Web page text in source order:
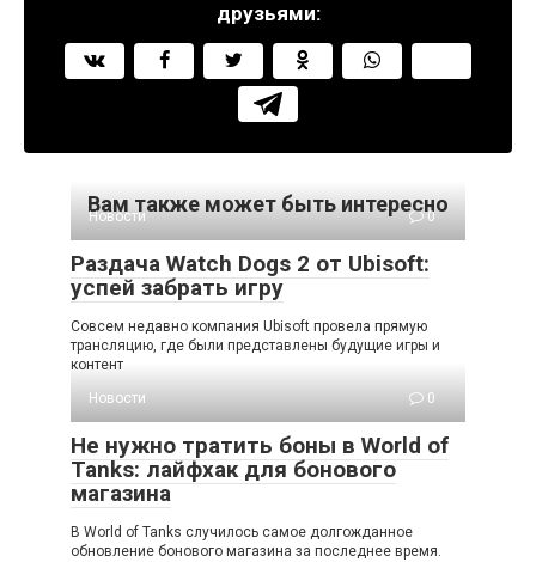
друзьями:
Вам также может быть интересно
Новости 0
Раздача Watch Dogs 2 от Ubisoft:
успей забрать игру
Совсем недавно компания Ubisoft провела прямую
трансляцию, где были представлены будущие игры и
контент
Новости
0
Не нужно тратить боны в World of
Tanks: лайфхак для бонового
магазина
В World of Tanks случилось самое долгожданное
обновление бонового магазина за последнее время.